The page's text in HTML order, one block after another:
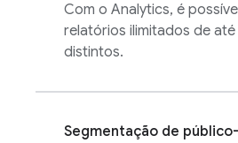
Com o Analytics, é
relatórios ilimitados de
distintos.
Segmentação de